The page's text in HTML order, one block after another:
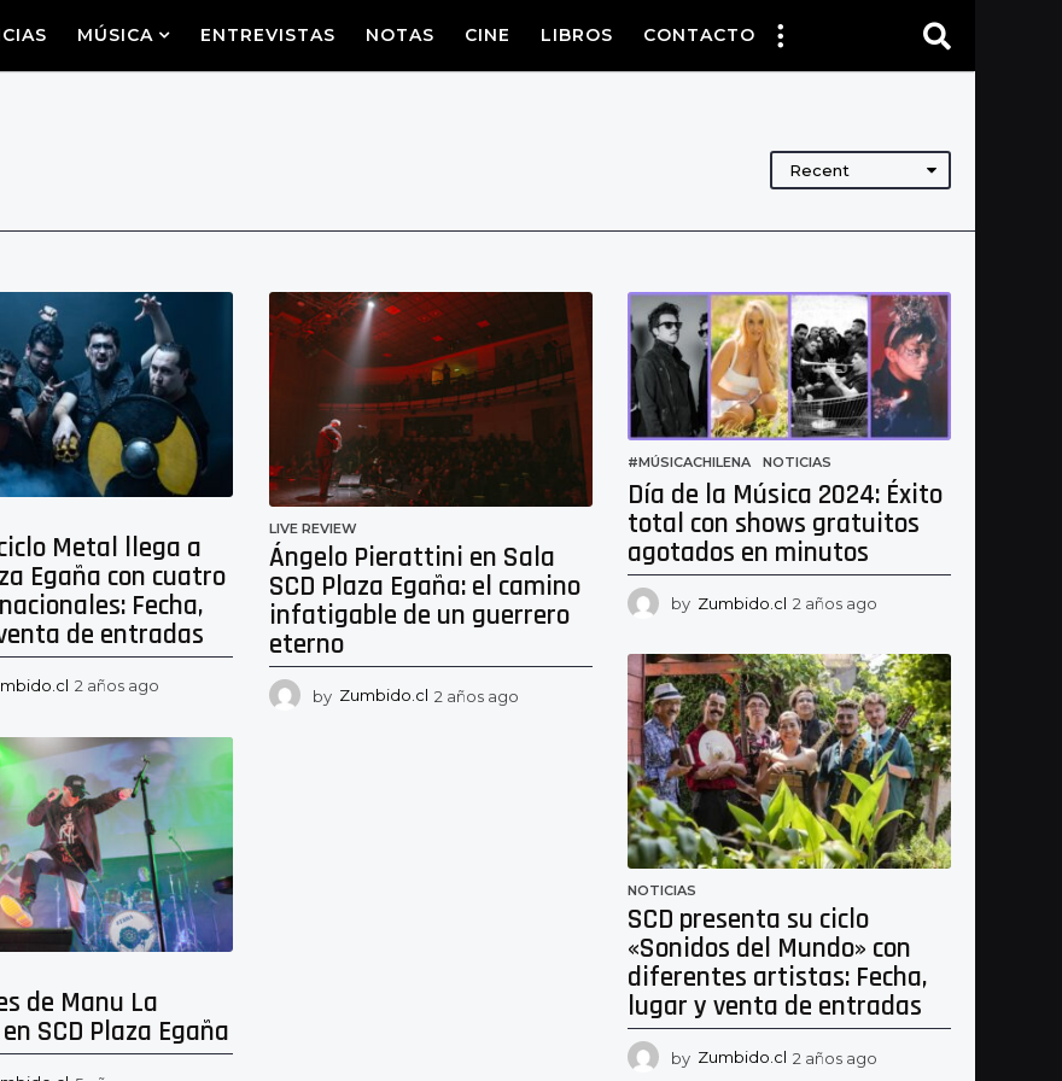
MÚSICA ENTREVISTAS NOTAS CINE LIBROS CONTACTO
Recent
Metal llega a
Egaña con cuatro
Fecha,
de entradas
2 años ago
o
a
g
o
LIVE REVIEW
Ángelo Pierattini en Sala
SCD Plaza Egaña: el camino
infatigable de un guerrero
eterno
by Zumbido.cl 2 años ago
#MÚSICACHILENA ,NOTICIAS
Día de la Música 2024: Éxito
total con shows gratuitos
agotados en minutos
by Zumbido.cl 2 años ago
o
s
a
g
o
NOTICIAS
SCD presenta su ciclo
«Sonidos del Mundo» con
diferentes artistas: Fecha,
lugar y venta de entradas
by Zumbido.cl 2 años ago
de Manu La
SCD Plaza Egaña